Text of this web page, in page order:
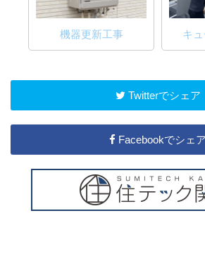
機器更新工事 キ
Twitterでシェア
Facebookでシェア